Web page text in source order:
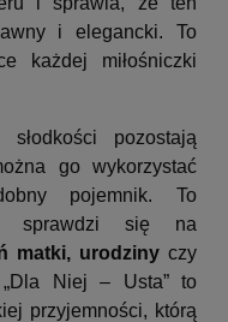
i elegancki. To
każdej miłośniczki
słodkości pozostają
go wykorzystać
pojemnik. To
sprawdzi się na
matki, urodziny czy
Niej – Usta” to
przyjemności, którą